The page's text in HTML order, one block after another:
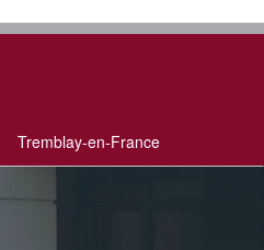
Tremblay-en-France